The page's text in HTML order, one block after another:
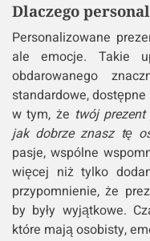
Dlaczego
Personalizowane
ale emocje. Takie
obdarowanego
standardowe,
w tym, że twój
jak dobrze znasz tę
pasje, wspólne
więcej niż tylko
przypomnienie, że
by były wyjątkowe.
które mają osobisty,